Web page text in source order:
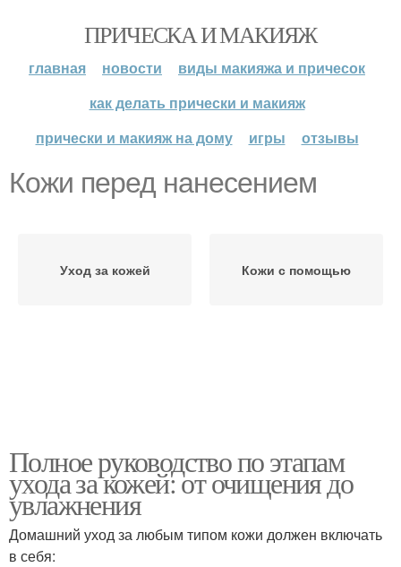
ПРИЧЕСКА И МАКИЯЖ
главная новости
виды макияжа и причесок
как делать прически и макияж
прически и макияж на дому
игры отзывы
Кожи перед нанесением
Уход за кожей Кожи с помощью
Полное руководство по этапам
ухода за кожей: от очищения до
увлажнения
Домашний уход за любым типом кожи должен включать
в себя: